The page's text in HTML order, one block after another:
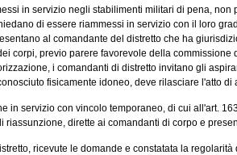
in servizio negli stabilimenti militari di pena, non
di essere riammessi in servizio con il loro
al comandante del distretto che ha
corpi, previo parere favorevole della commissione
i comandanti di distretto invitano gli
fisicamente idoneo, deve rilasciare l'atto di
servizio con vincolo temporaneo, di cui all'art.
dirette ai comandanti di corpo e
ricevute le domande e constatata la regolarità